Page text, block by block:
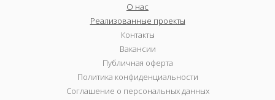
О нас
Реализованные проекты
Контакты
Вакансии
Публичная оферта
Политика конфиденциальности
Соглашение о персональных данных